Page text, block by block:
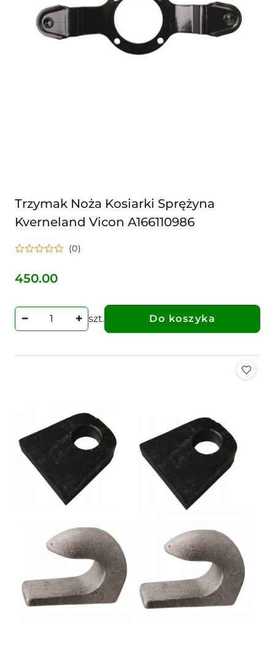
Trzymak Noża Kosiarki Sprężyna
Kverneland Vicon A166110986
(0)
Cena:
450.00
szt. Do koszyka